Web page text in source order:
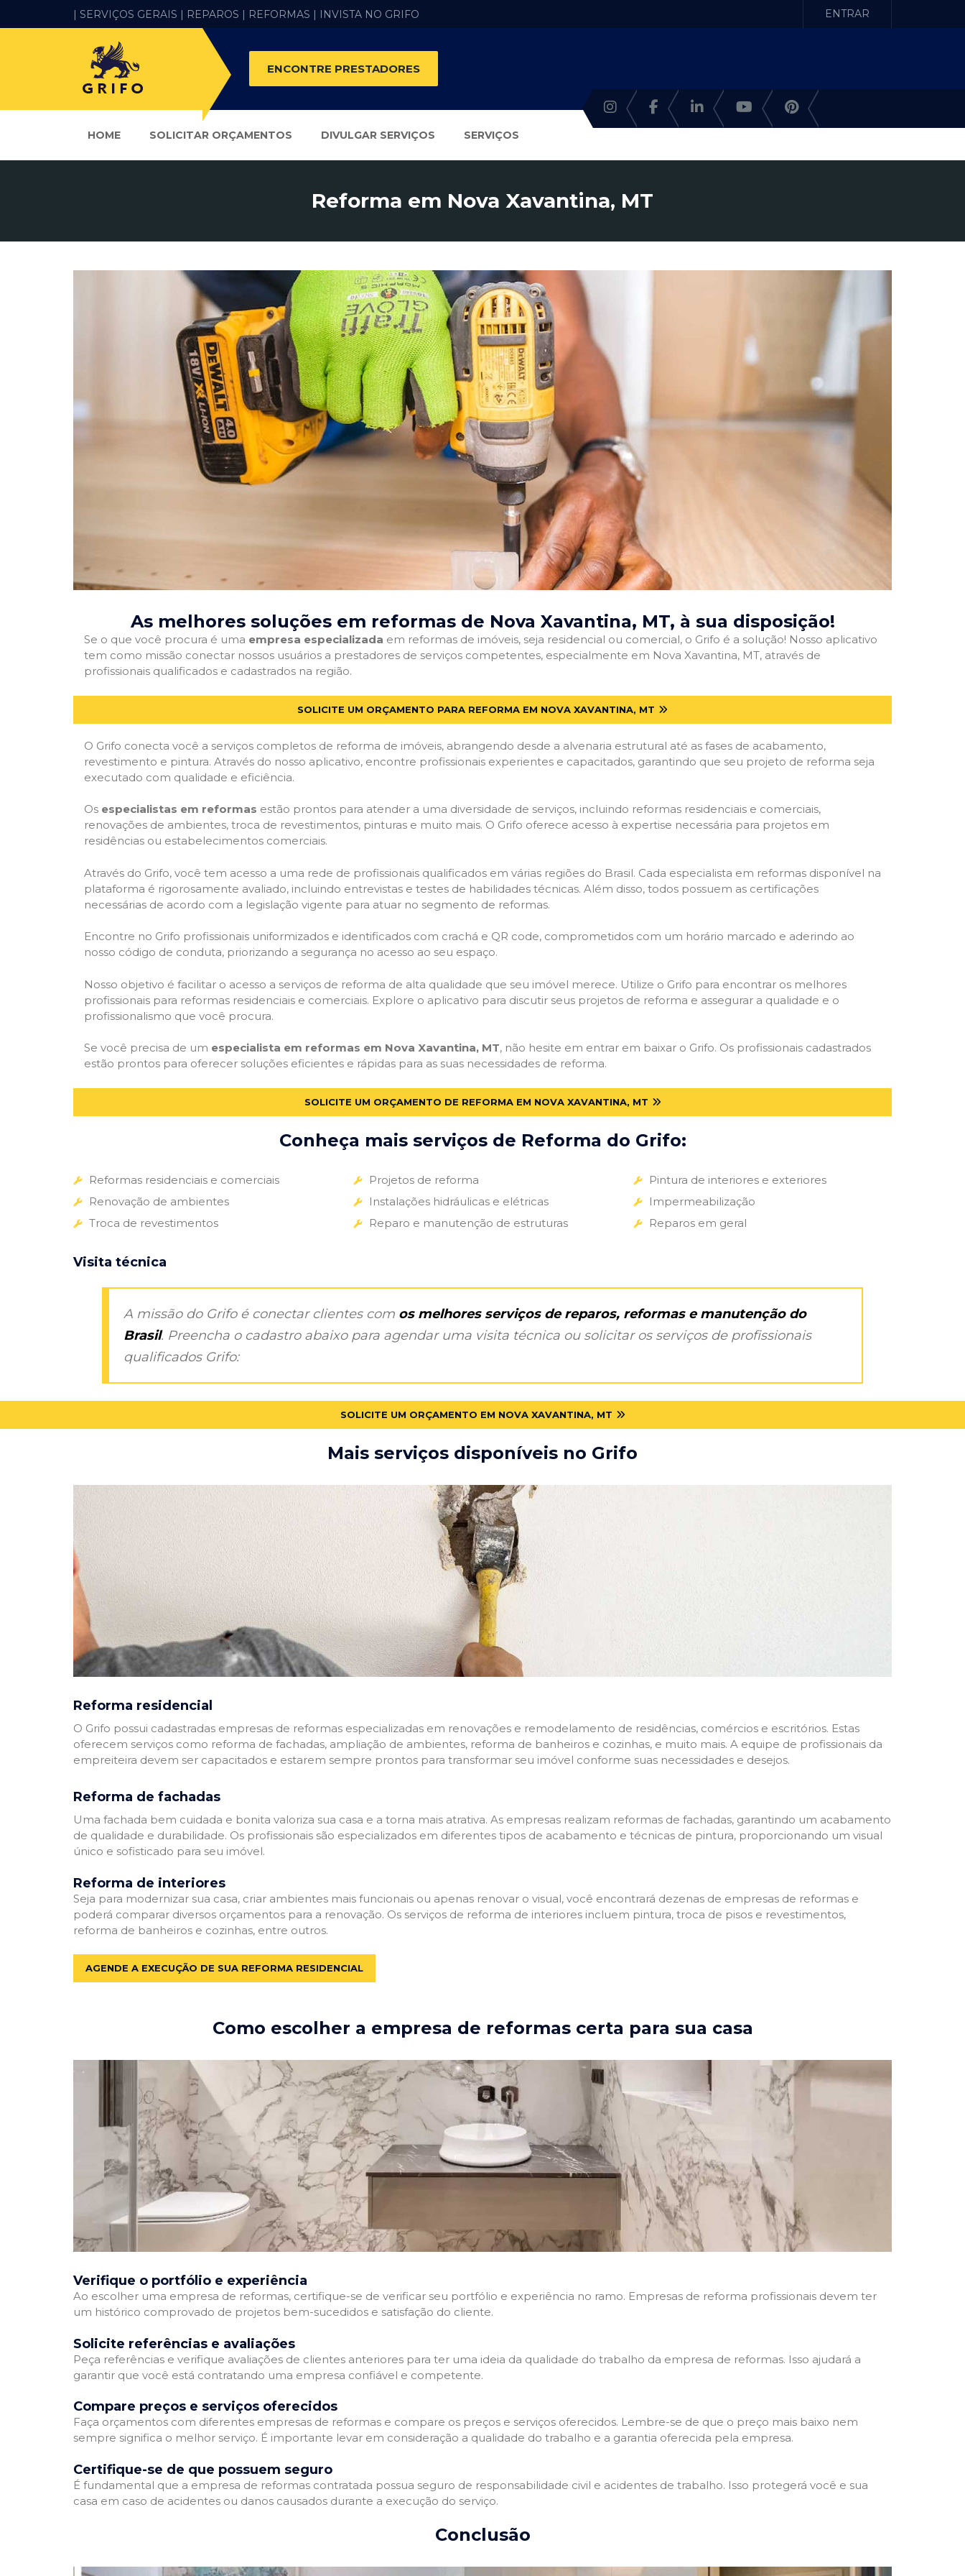
| SERVIÇOS GERAIS | REPAROS | REFORMAS | INVISTA NO GRIFO ENTRAR
ENCONTRE PRESTADORES
HOME SOLICITAR ORÇAMENTOS DIVULGAR SERVIÇOS SERVIÇOS
Reforma em Nova Xavantina, MT
As melhores soluções em reformas de Nova Xavantina, MT, à sua disposição!
Se o que você procura é uma empresa especializada em reformas de imóveis, seja residencial ou comercial, o Grifo é a solução! Nosso aplicativo
tem como missão conectar nossos usuários a prestadores de serviços competentes, especialmente em Nova Xavantina, MT, através de
profissionais qualificados e cadastrados na região.
SOLICITE UM ORÇAMENTO PARA REFORMA EM NOVA XAVANTINA, MT
O Grifo conecta você a serviços completos de reforma de imóveis, abrangendo desde a alvenaria estrutural até as fases de acabamento,
revestimento e pintura. Através do nosso aplicativo, encontre profissionais experientes e capacitados, garantindo que seu projeto de reforma seja
executado com qualidade e eficiência.
Os especialistas em reformas estão prontos para atender a uma diversidade de serviços, incluindo reformas residenciais e comerciais,
renovações de ambientes, troca de revestimentos, pinturas e muito mais. O Grifo oferece acesso à expertise necessária para projetos em
residências ou estabelecimentos comerciais.
Através do Grifo, você tem acesso a uma rede de profissionais qualificados em várias regiões do Brasil. Cada especialista em reformas disponível na
plataforma é rigorosamente avaliado, incluindo entrevistas e testes de habilidades técnicas. Além disso, todos possuem as certificações
necessárias de acordo com a legislação vigente para atuar no segmento de reformas.
Encontre no Grifo profissionais uniformizados e identificados com crachá e QR code, comprometidos com um horário marcado e aderindo ao
nosso código de conduta, priorizando a segurança no acesso ao seu espaço.
Nosso objetivo é facilitar o acesso a serviços de reforma de alta qualidade que seu imóvel merece. Utilize o Grifo para encontrar os melhores
profissionais para reformas residenciais e comerciais. Explore o aplicativo para discutir seus projetos de reforma e assegurar a qualidade e o
profissionalismo que você procura.
Se você precisa de um especialista em reformas em Nova Xavantina, MT, não hesite em entrar em baixar o Grifo. Os profissionais cadastrados
estão prontos para oferecer soluções eficientes e rápidas para as suas necessidades de reforma.
SOLICITE UM ORÇAMENTO DE REFORMA EM NOVA XAVANTINA, MT
Conheça mais serviços de Reforma do Grifo:
Reformas residenciais e comerciais
Renovação de ambientes
Troca de revestimentos
Projetos de reforma
Instalações hidráulicas e elétricas
Reparo e manutenção de estruturas
Pintura de interiores e exteriores
Impermeabilização
Reparos em geral
Visita técnica
A missão do Grifo é conectar clientes com os melhores serviços de reparos, reformas e manutenção do
Brasil. Preencha o cadastro abaixo para agendar uma visita técnica ou solicitar os serviços de profissionais
qualificados Grifo:
SOLICITE UM ORÇAMENTO EM NOVA XAVANTINA, MT
Mais serviços disponíveis no Grifo
Reforma residencial
O Grifo possui cadastradas empresas de reformas especializadas em renovações e remodelamento de residências, comércios e escritórios. Estas
oferecem serviços como reforma de fachadas, ampliação de ambientes, reforma de banheiros e cozinhas, e muito mais. A equipe de profissionais da
empreiteira devem ser capacitados e estarem sempre prontos para transformar seu imóvel conforme suas necessidades e desejos.
Reforma de fachadas
Uma fachada bem cuidada e bonita valoriza sua casa e a torna mais atrativa. As empresas realizam reformas de fachadas, garantindo um acabamento
de qualidade e durabilidade. Os profissionais são especializados em diferentes tipos de acabamento e técnicas de pintura, proporcionando um visual
único e sofisticado para seu imóvel.
Reforma de interiores
Seja para modernizar sua casa, criar ambientes mais funcionais ou apenas renovar o visual, você encontrará dezenas de empresas de reformas e
poderá comparar diversos orçamentos para a renovação. Os serviços de reforma de interiores incluem pintura, troca de pisos e revestimentos,
reforma de banheiros e cozinhas, entre outros.
AGENDE A EXECUÇÃO DE SUA REFORMA RESIDENCIAL
Como escolher a empresa de reformas certa para sua casa
Verifique o portfólio e experiência
Ao escolher uma empresa de reformas, certifique-se de verificar seu portfólio e experiência no ramo. Empresas de reforma profissionais devem ter
um histórico comprovado de projetos bem-sucedidos e satisfação do cliente.
Solicite referências e avaliações
Peça referências e verifique avaliações de clientes anteriores para ter uma ideia da qualidade do trabalho da empresa de reformas. Isso ajudará a
garantir que você está contratando uma empresa confiável e competente.
Compare preços e serviços oferecidos
Faça orçamentos com diferentes empresas de reformas e compare os preços e serviços oferecidos. Lembre-se de que o preço mais baixo nem
sempre significa o melhor serviço. É importante levar em consideração a qualidade do trabalho e a garantia oferecida pela empresa.
Certifique-se de que possuem seguro
É fundamental que a empresa de reformas contratada possua seguro de responsabilidade civil e acidentes de trabalho. Isso protegerá você e sua
casa em caso de acidentes ou danos causados durante a execução do serviço.
Conclusão